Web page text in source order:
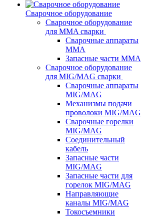
Сварочное оборудование
Сварочное оборудование
для MMA сварки
Сварочные аппараты
MMA
Запасные части MMA
Сварочное оборудование
для MIG/MAG сварки
Сварочные аппараты
MIG/MAG
Механизмы подачи
проволоки MIG/MAG
Сварочные горелки
MIG/MAG
Соединительный
кабель
Запасные части
MIG/MAG
Запасные части для
горелок MIG/MAG
Направляющие
каналы MIG/MAG
Токосъемники